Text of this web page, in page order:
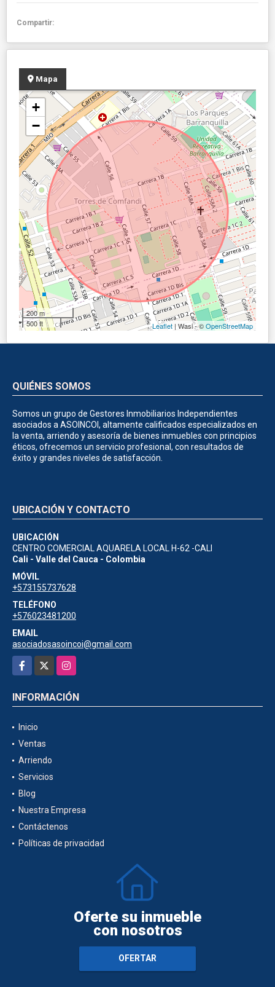
Compartir:
Mapa
+
−
200 m
500 ft
Leaflet | Wasi - ©OpenStreetMap
QUIÉNES SOMOS
Somos un grupo de Gestores Inmobiliarios Independientes
asociados a ASOINCOI, altamente calificados especializados en
la venta, arriendo y asesoría de bienes inmuebles con principios
éticos, ofrecemos un servicio profesional, con resultados de
éxito y grandes niveles de satisfacción.
UBICACIÓN Y CONTACTO
UBICACIÓN
CENTRO COMERCIAL AQUARELA LOCAL H-62 -CALI
Cali - Valle del Cauca - Colombia
MÓVIL
+573155737628
TELÉFONO
+576023481200
EMAIL
asociadosasoincoi@gmail.com
Facebook
Instagram
INFORMACIÓN
Inicio
Ventas
Arriendo
Servicios
Blog
Nuestra Empresa
Contáctenos
Políticas de privacidad
Oferte su inmueble
con nosotros
OFERTAR